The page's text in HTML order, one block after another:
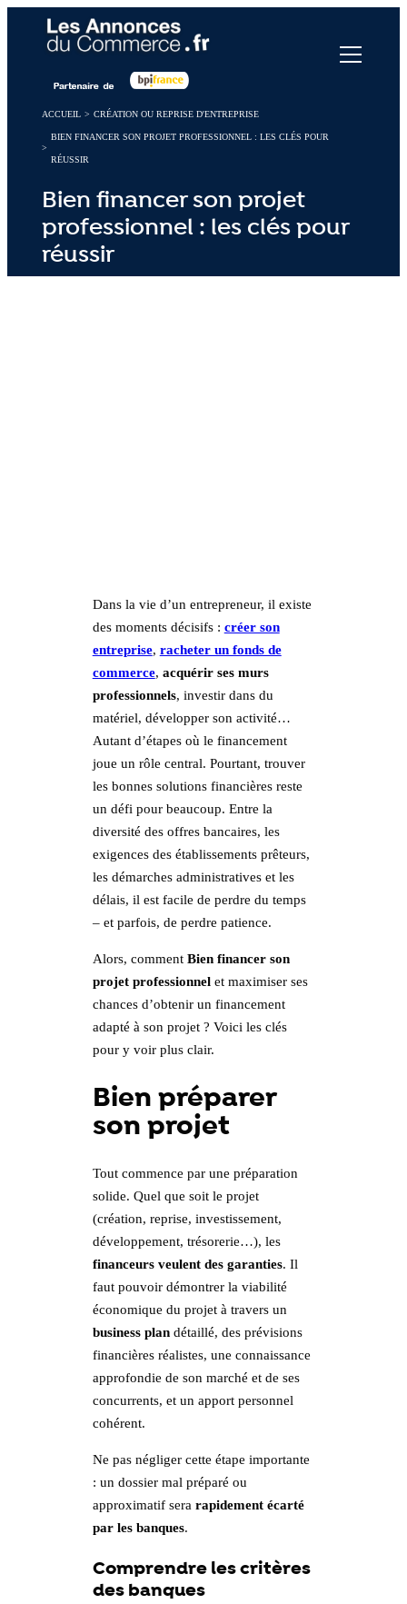
ACCUEIL > CRÉATION OU REPRISE D'ENTREPRISE
>
BIEN FINANCER SON PROJET PROFESSIONNEL : LES CLÉS POUR
RÉUSSIR
Bien financer son projet
professionnel : les clés pour
réussir
Dans la vie d’un entrepreneur, il existe
des moments décisifs : créer son
entreprise, racheter un fonds de
commerce, acquérir ses murs
professionnels, investir dans du
matériel, développer son activité…
Autant d’étapes où le financement
joue un rôle central. Pourtant, trouver
les bonnes solutions financières reste
un défi pour beaucoup. Entre la
diversité des offres bancaires, les
exigences des établissements prêteurs,
les démarches administratives et les
délais, il est facile de perdre du temps
– et parfois, de perdre patience.
Alors, comment Bien financer son
projet professionnelet maximiser ses
chances d’obtenir un financement
adapté à son projet ? Voici les clés
pour y voir plus clair.
Bien préparer
son projet
Tout commence par une préparation
solide. Quel que soit le projet
(création, reprise, investissement,
développement, trésorerie…), les
financeurs veulent des garanties. Il
faut pouvoir démontrer la viabilité
économique du projet à travers un
business plandétaillé, des prévisions
financières réalistes, une connaissance
approfondie de son marché et de ses
concurrents, et un apport personnel
cohérent.
Ne pas négliger cette étape importante
: un dossier mal préparé ou
approximatif sera rapidement écarté
par les banques.
Comprendre les critères
des banques
Panneau de gestion des cookies